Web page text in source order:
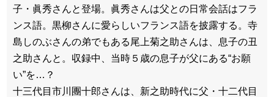
子・眞秀さんと登場。眞秀さんは父との日常会話はフラ
ンス語。黒柳さんに愛らしいフランス語を披露する。寺
島しのぶさんの弟でもある尾上菊之助さんは、息子の丑
之助さんと。収録中、当時５歳の息子が父にある“お願
い”を…？
十三代目市川團十郎さんは、新之助時代に父・十二代目